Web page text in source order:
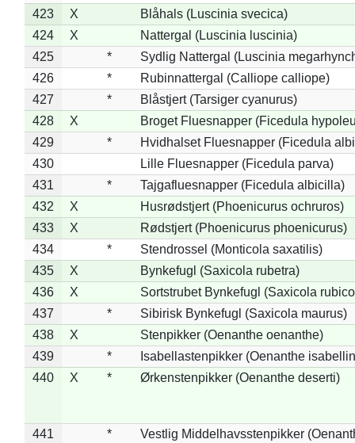
423
X
Blåhals (Luscinia svecica)
424
X
Nattergal (Luscinia luscinia)
425
*
Sydlig Nattergal (Luscinia
426
*
Rubinnattergal (Calliope calliope)
427
*
Blåstjert (Tarsiger cyanurus)
428
X
Broget Fluesnapper (Ficedula
429
*
Hvidhalset Fluesnapper (Ficedula
430
Lille Fluesnapper (Ficedula parva)
431
*
Tajgafluesnapper (Ficedula albicilla)
432
X
Husrødstjert (Phoenicurus ochruros)
433
X
Rødstjert (Phoenicurus phoenicurus)
434
*
Stendrossel (Monticola saxatilis)
435
X
Bynkefugl (Saxicola rubetra)
436
X
Sortstrubet Bynkefugl (Saxicola
437
*
Sibirisk Bynkefugl (Saxicola maurus)
438
X
Stenpikker (Oenanthe oenanthe)
439
*
Isabellastenpikker (Oenanthe
440
X * Ørkenstenpikker (Oenanthe deserti)
441 *
Vestlig Middelhavsstenpikker